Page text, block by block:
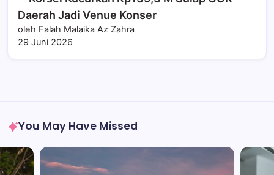
Daerah Jadi Venue Konser
oleh Falah Malaika Az Zahra
29 Juni 2026
You May Have Missed